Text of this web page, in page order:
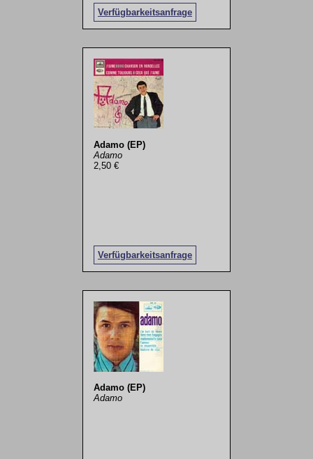
Verfügbarkeitsanfrage
Adamo (EP)
Adamo
2,50 €
Verfügbarkeitsanfrage
Adamo (EP)
Adamo